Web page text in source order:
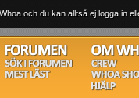
och du kan alltså ej logga in